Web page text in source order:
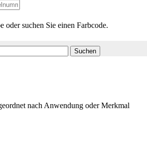
oder suchen Sie einen Farbcode.
Suchen
nach Anwendung oder Merkmal